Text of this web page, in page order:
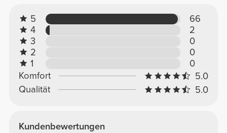
5
66
4
2
3
0
2
0
1
0
Komfort
5.0
Qualität
5.0
Kundenbewertungen